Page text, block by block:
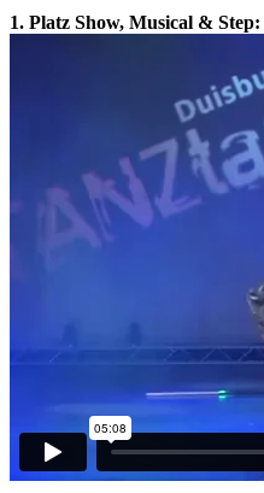
1. Platz Show, Musical & Step: